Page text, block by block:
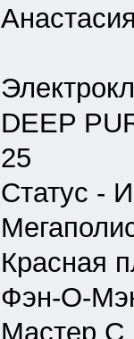
DEEP
25
Статус -
Красная
Фэн-О-
Мастер С